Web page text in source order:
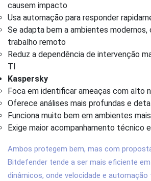
causem impacto
Usa automação para responder
Se adapta bem a ambientes modernos,
trabalho remoto
Reduz a dependência de intervenção
TI
Kaspersky
Foca em identificar ameaças com alto
Oferece análises mais profundas e
Funciona muito bem em ambientes
Exige maior acompanhamento técnico
Ambos protegem bem, mas com
Bitdefender tende a ser mais eficiente
dinâmicos, onde velocidade e